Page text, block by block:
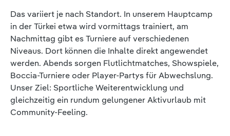
Das variiert je nach Standort. In unserem Hauptcamp
in der Türkei etwa wird vormittags trainiert, am
Nachmittag gibt es Turniere auf verschiedenen
Niveaus. Dort können die Inhalte direkt angewendet
werden. Abends sorgen Flutlichtmatches, Showspiele,
Boccia-Turniere oder Player-Partys für Abwechslung.
Unser Ziel: Sportliche Weiterentwicklung und
gleichzeitig ein rundum gelungener Aktivurlaub mit
Community-Feeling.